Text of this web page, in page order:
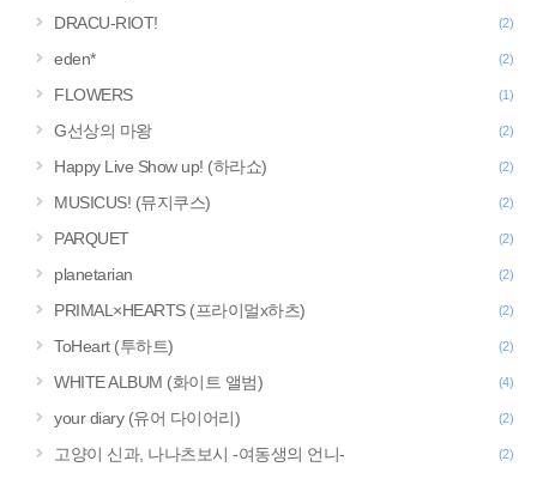
DRACU-RIOT! (2)
eden* (2)
FLOWERS (1)
G선상의 마왕 (2)
Happy Live Show up! (하라쇼) (2)
MUSICUS! (뮤지쿠스) (2)
PARQUET (2)
planetarian (2)
PRIMAL×HEARTS (프라이멀x하츠) (2)
ToHeart (투하트) (2)
WHITE ALBUM (화이트 앨범) (4)
your diary (유어 다이어리) (2)
고양이 신과, 나나츠보시 -여동생의 언니- (2)